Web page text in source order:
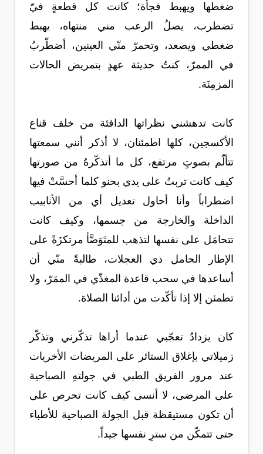
ضغطها ويهبط فجأة؛ كانت كل قطعةٍ فيّ
تضطرب، يصلُ الرعب مني منتهاه، يهبط
ضغطي ويصعد، وتحمرّ منّي العينين، أضطّربُ
في الممرّ، كنتُ حديثة عهدٍ بتمريض الحالات
المزمِنَة.
كانت تدهشني نظراتها الدافئة من خلف قناع
الأكسجين، كلها اطمئنان، لا أذكر أنني سمعتها
تتألّم بصوتٍ مرتفع، كل ما أتذكّرهُ من صورتها
كيف كانت تربتُ على يدي بحنو كلما أحسَّتْ فيها
اضطراباً وأنا أحاول تعديل أي من الأنابيب
الداخلة والخارجة من جسمها، وكيف كانت
تتحامَل على نفسها لتذهب للمتَوَضَّأ مرتكزَةً على
الإطار الحامل ذي العجلات، طالبةً منّي أن
أساعدها في سحب قاعدة المغذّي في الممَرّ، ولا
تطمئن إلا إذا تأكّدت من أدائنا الصلاة.
كان يزدادُ تعجّبي عندما أراها تذكّرني وتذكّر
زميلاتي بإغلاق الستائر على المريضات الأخريات
عند مرور الفريق الطبي في جولتهِ الصباحية
على المرضى، لا أنسى كيف كانت تحرص على
أن تكون مستيقظة قبل الجولة الصباحية للأطباء
حتى تتمكّن من سترِ نفسها جيداً.